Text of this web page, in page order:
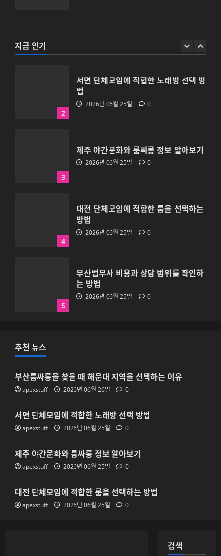
지금 인기
3
제주 야간문화와 룸싸롱 정보 알아보기
4
대전 단체모임에 적합한 룸을 선택하는
방법
2026년 06월 25일
5
부산법무사 비용과 상담 범위를 확인하
는 방법
2026년 06월 25일 0
1
부산룸싸롱을 찾을 때 해운대 지역을 선
택하는 이유
2026년 06월 26일 0
2026년 06월 25일 0
4
대전 단체모임에 적합한 룸을 선택하는
2026년 06월 25일 0
추천 뉴스
부산룸싸롱을 찾을 때 해운대 지역을 선택하는 이유
apexstuff 2026년 06월 26일 0
서면 단체모임에 적합한 노래방 선택 방법
apexstuff 2026년 06월 25일 0
제주 야간문화와 룸싸롱 정보 알아보기
apexstuff 2026년 06월 25일 0
대전 단체모임에 적합한 룸을 선택하는 방법
apexstuff 2026년 06월 25일 0
검색